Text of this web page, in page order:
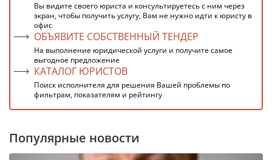
Вы видите своего юриста и консультируетесь с ним через
экран, чтобы получить услугу, Вам не нужно идти к юристу в
офис
ОБЪЯВИТЕ СОБСТВЕННЫЙ ТЕНДЕР
На выполнение юридической услуги и получите самое
выгодное предложение
КАТАЛОГ ЮРИСТОВ
Поиск исполнителя для решения Вашей проблемы по
фильтрам, показателям и рейтингу
Популярные новости